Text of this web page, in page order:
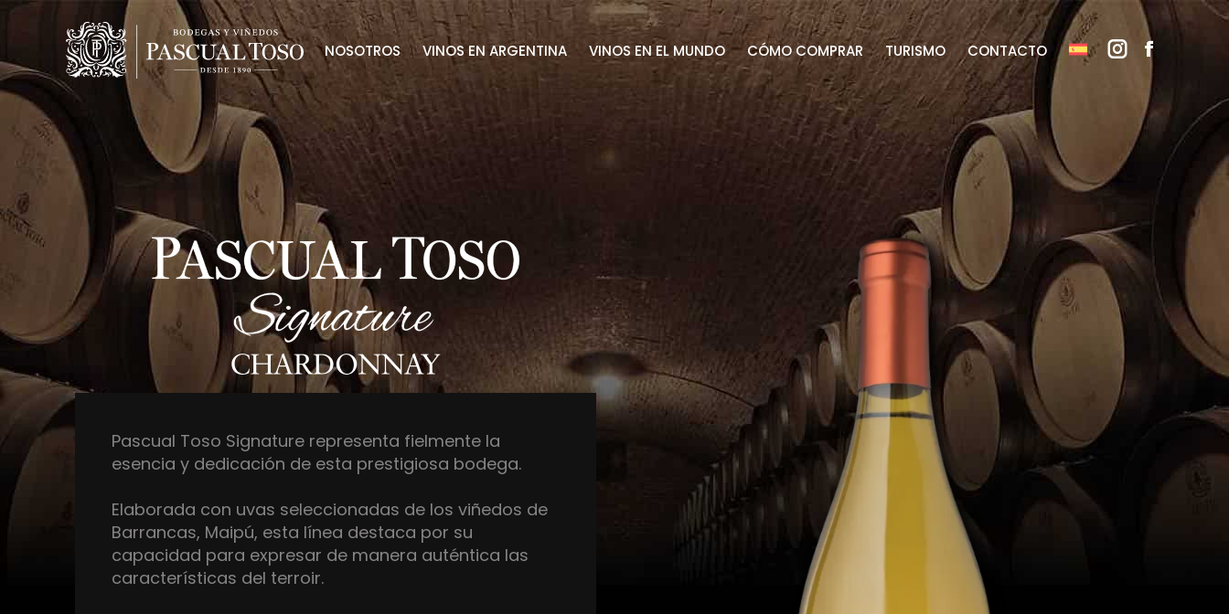
NOSOTROS VINOS EN ARGENTINA VINOS EN EL MUNDO CÓMO COMPRAR TURISMO CONTACTO
Pascual Toso Signature representa fielmente la
esencia y dedicación de esta prestigiosa bodega.
Elaborada con uvas seleccionadas de los viñedos de
Barrancas, Maipú, esta línea destaca por su
capacidad para expresar de manera auténtica las
características del terroir.